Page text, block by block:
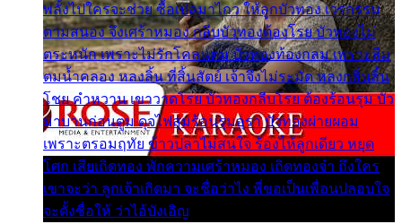
พลั้งไปใครจะช่วย ซื้อเปลมาไกว ให้ลูกบัวทอง เวรกรรม
ตามสนอง จึงเศร้าหมอง กลีบบัวทองต้องโรย บัวทองไม่
ตระหนัก เพราะไม่รักโคลนตม บัวทองท้องกลม เพราะลืม
ตมน้ำคลอง หลงลิ้น ที่สิ้นสัตย์ เจ้าจึงไม่ระมัด หลงกลิ่นลิ้น
โชย คำหวาน เขาวาดโรย บัวทองกลีบโรย ต้องร้อนรุม บัว
มาบานก่อนตูม ดุจไฟสุมร้อนรุมอุรา บัวทองผ่ายผอม
เพราะตรอมฤทัย ข้าวปลาไม่สนใจ ร้องไห้ลูกเดียว หยุด
โศก เสียเถิดทอง พักความเศร้าหมอง เถิดทองจ๋า ถึงใคร
เขาจะว่า ลูกเจ้าเกิดมา จะชื่อว่าไง พี่ขอเป็นเพื่อนปลอบใจ
จะตั้งชื่อให้ ว่าไอ้บังเอิญ